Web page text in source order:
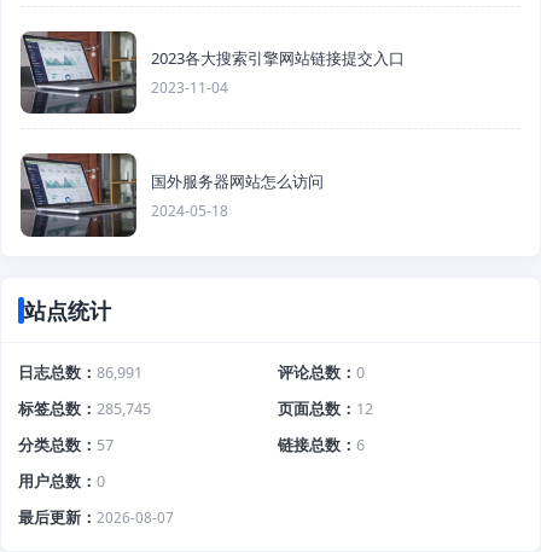
2023各大搜索引擎网站链接提交入口
2023-11-04
国外服务器网站怎么访问
2024-05-18
站点统计
日志总数 86,991 评论总数
0
标签总数
285,745 页面总数
12
分类总数
57 链接总数
6
用户总数
0
最后更新
2026-08-07